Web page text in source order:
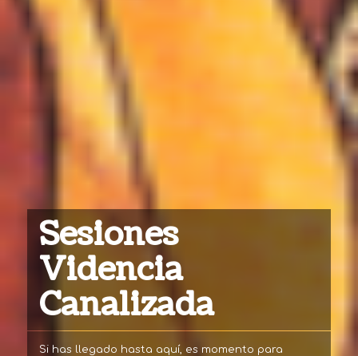
Sesiones
Videncia
Canalizada
Si has llegado hasta aquí, es momento para